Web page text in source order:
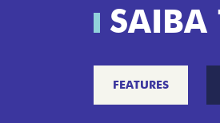
SAIBA
FEATURES